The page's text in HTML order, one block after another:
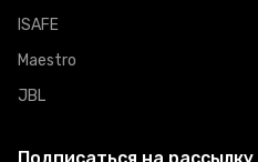
ISAFE
Maestro
JBL